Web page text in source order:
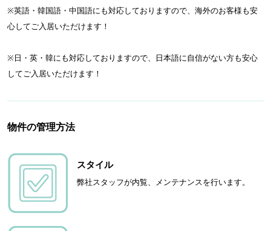
※英語・韓国語・中国語にも対応しておりますので、海外のお客様も安
心してご入居いただけます！
※日・英・韓にも対応しておりますので、日本語に自信がない方も安心
してご入居いただけます！
物件の管理方法
スタイル
弊社スタッフが内覧、メンテナンスを行います。